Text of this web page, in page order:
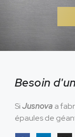
Besoin
SiJusnova a
épaules de